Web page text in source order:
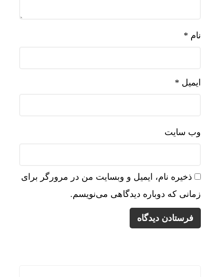
نام *
ایمیل *
وب‌ سایت
ذخیره نام، ایمیل و وبسایت من در مرورگر برای
زمانی که دوباره دیدگاهی می‌نویسم.